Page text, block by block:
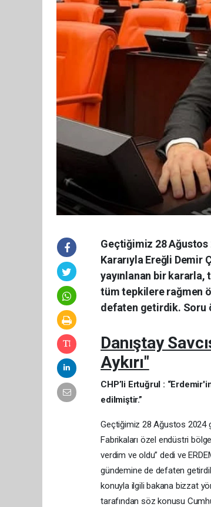
Geçtiğimiz 28 Ağustos
Kararıyla Ereğli Demir
yayınlanan bir kararla,
tüm tepkilere rağmen
defaten getirdik. Soru
Danıştay
Aykırı"
CHP’li Ertuğrul :
edilmiştir.”
Geçtiğimiz 28 Ağustos 2024
Fabrikaları özel endüstri
verdim ve oldu” dedi ve
gündemine de defaten
konuyla ilgili bakana bizzat
tarafından söz konusu